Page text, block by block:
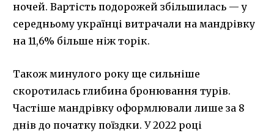
ночей. Вартість подорожей збільшилась — у
середньому українці витрачали на мандрівку
на 11,6% більше ніж торік.
Також минулого року ще сильніше
скоротилась глибина бронювання турів.
Частіше мандрівку оформлювали лише за 8
днів до початку поїздки. У 2022 році